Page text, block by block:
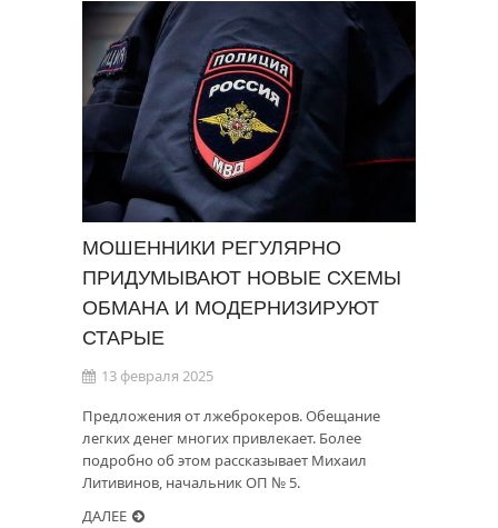
МОШЕННИКИ РЕГУЛЯРНО
ПРИДУМЫВАЮТ НОВЫЕ СХЕМЫ
ОБМАНА И МОДЕРНИЗИРУЮТ
СТАРЫЕ
13 февраля 2025
Предложения от лжеброкеров. Обещание
легких денег многих привлекает. Более
подробно об этом рассказывает Михаил
Литивинов, начальник ОП № 5.
ДАЛЕЕ